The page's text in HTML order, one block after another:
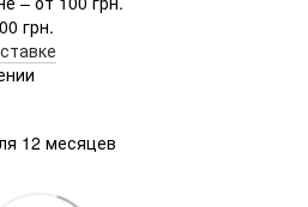
грн.
12 месяцев